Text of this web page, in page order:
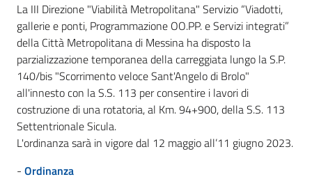
La III Direzione "Viabilità Metropolitana" Servizio “Viadotti,
gallerie e ponti, Programmazione OO.PP. e Servizi integrati”
della Città Metropolitana di Messina ha disposto la
parzializzazione temporanea della carreggiata lungo la S.P.
140/bis "Scorrimento veloce Sant'Angelo di Brolo"
all'innesto con la S.S. 113 per consentire i lavori di
costruzione di una rotatoria, al Km. 94+900, della S.S. 113
Settentrionale Sicula.
L'ordinanza sarà in vigore dal 12 maggio all’11 giugno 2023.
- Ordinanza